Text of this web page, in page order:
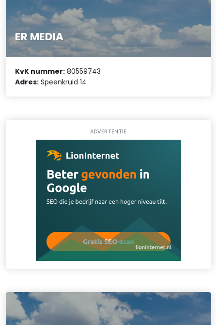
ER MEDIA
KvK nummer: 80559743
Adres: Speenkruid 14
ADVERTENTIE